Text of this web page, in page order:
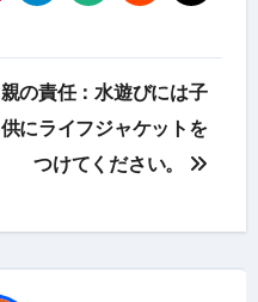
親の責任：水遊びには子
供にライフジャケットを
つけてください。